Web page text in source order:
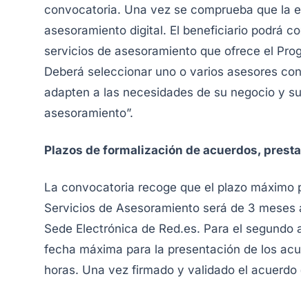
convocatoria. Una vez se comprueba que la
asesoramiento digital. El beneficiario podrá
servicios de asesoramiento que ofrece el
Deberá seleccionar uno o varios asesores
adapten a las necesidades de su negocio y
asesoramiento”.
Plazos de formalización de acuerdos,
La convocatoria recoge que el plazo
Servicios de Asesoramiento será de 3
Sede Electrónica de Red.es. Para el
fecha máxima para la presentación de los
horas. Una vez firmado y validado el